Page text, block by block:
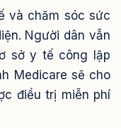
và chăm sóc sức
Người dân vẫn
sở y tế công lập
Medicare sẽ cho
điều trị miễn phí